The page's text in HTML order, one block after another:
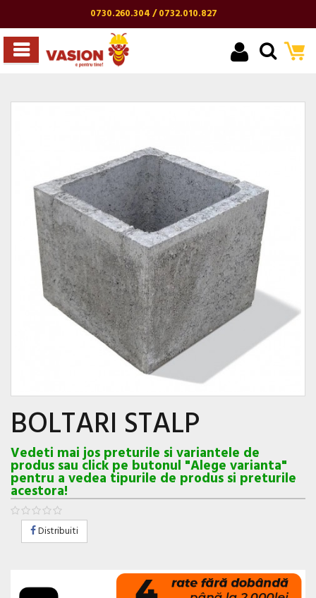
0730.260.304 / 0732.010.827
BOLTARI STALP
Vedeti mai jos preturile si variantele de
produs sau click pe butonul "Alege varianta"
pentru a vedea tipurile de produs si preturile
acestora!
Distribuiti